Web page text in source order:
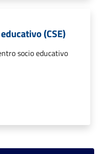
(CSE)
socio educativo